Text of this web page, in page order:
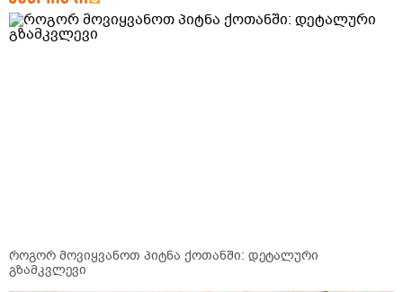
როგორ მოვიყვანოთ პიტნა ქოთანში: დეტალური
გზამკვლევი